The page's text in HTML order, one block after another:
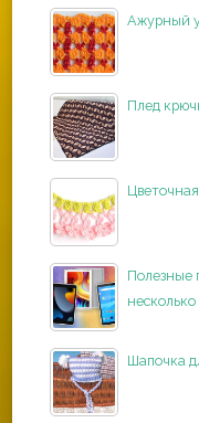
Ажурный
Плед
Полезные
Шапочка